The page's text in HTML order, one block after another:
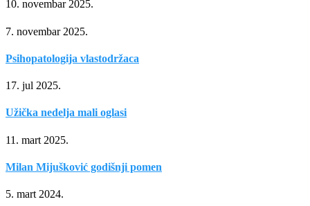
10. novembar 2025.
7. novembar 2025.
Psihopatologija vlastodržaca
17. jul 2025.
Užička nedelja mali oglasi
11. mart 2025.
Milan Mijušković godišnji pomen
5. mart 2024.